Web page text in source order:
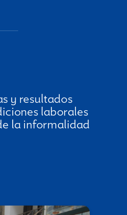
y resultados
laborales
la informalidad